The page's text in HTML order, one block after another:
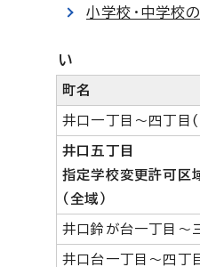
小学校・中学校
い
町名
井口一丁目～四丁目
井口五丁目
指定学校変更許可区
（全域）
井口鈴が台一丁目～
井口台一丁目～四丁